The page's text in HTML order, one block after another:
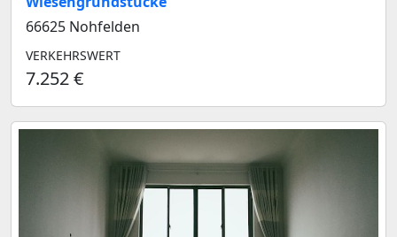
66625 Nohfelden
VERKEHRSWERT
7.252 €